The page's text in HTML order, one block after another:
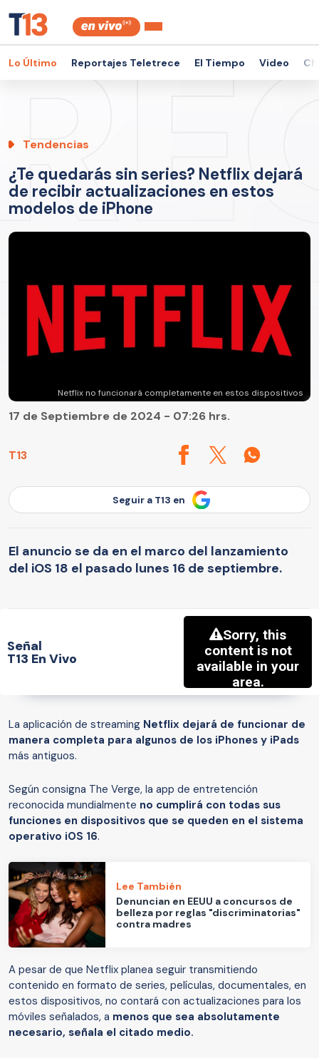
Lo Último Reportajes Teletrece El Tiempo Video
Tendencias
¿Te quedarás sin series? Netflix dejará
de recibir actualizaciones en estos
modelos de iPhone
Netflix no funcionará completamente en estos dispositivos
T13
17 de Septiembre de 2024 - 07:26 hrs.
Seguir a T13 en
El anuncio se da en el marco del lanzamiento
del iOS 18 el pasado lunes 16 de septiembre.
Señal
T13 En Vivo
La aplicación de streaming Netflix dejará de funcionar de
manera completa para algunos de los iPhones y iPads
más antiguos.
Según consigna The Verge, la app de entretención
reconocida mundialmente no cumplirá con todas sus
funciones en dispositivos que se queden en el sistema
operativo iOS 16.
Lee También
Denuncian en EEUU a concursos de
belleza por reglas "discriminatorias"
contra madres
A pesar de que Netflix planea seguir transmitiendo
contenido en formato de series, películas, documentales, en
estos dispositivos, no contará con actualizaciones para los
móviles señalados, a menos que sea absolutamente
necesario, señala el citado medio.